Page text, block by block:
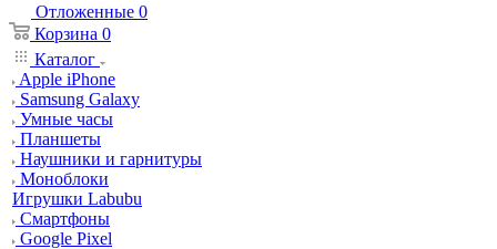
Отложенные 0
Корзина 0
Каталог
Apple iPhone
Samsung Galaxy
Умные часы
Планшеты
Наушники и гарнитуры
Моноблоки
Игрушки Labubu
Смартфоны
Google Pixel